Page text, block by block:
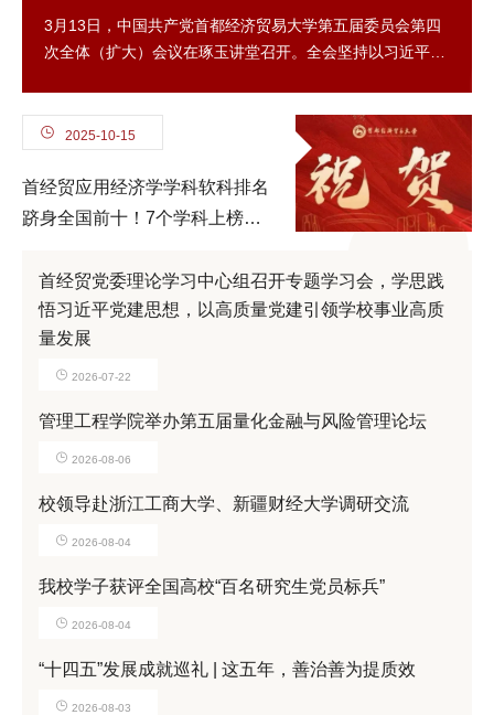
3月13日，中国共产党首都经济贸易大学第五届委员会第四
次全体（扩大）会议在琢玉讲堂召开。全会坚持以习近平新
2025-10-15
首经贸应用经济学学科软科排名
跻身全国前十！7个学科上榜
2026-07-22
首经贸党委理论学习中心组召开专题学习会，学思践
悟习近平党建思想，以高质量党建引领学校事业高质
量发展
2026-08-06
管理工程学院举办第五届量化金融与风险管理论坛
2026-08-04
校领导赴浙江工商大学、新疆财经大学调研交流
2026-08-04
我校学子获评全国高校“百名研究生党员标兵”
2026-08-03
“十四五”发展成就巡礼 | 这五年，善治善为提质效